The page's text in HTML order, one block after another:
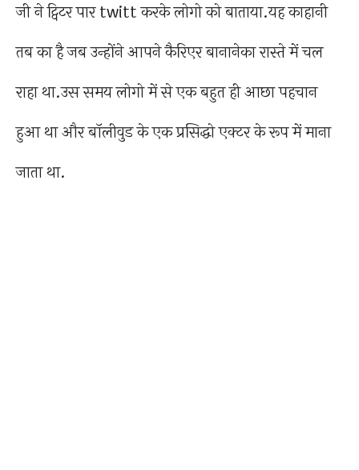
जी ने ट्विटर पार twitt करके लोगो को बाताया.यह काहानी
तब का है जब उन्होंने आपने कैरिएर बानानेका रास्ते में चल
राहा था.उस समय लोगो में से एक बहुत ही आछा पहचान
हुआ था और बॉलीवुड के एक प्रसिद्धो एक्टर के रूप में माना
जाता था.